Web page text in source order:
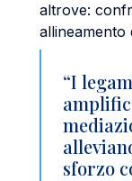
altrove:
allineamento
“I
sforzo